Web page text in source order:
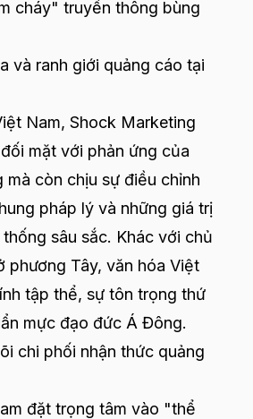
cháy" truyền thông bùng
và ranh giới quảng cáo tại
Nam, Shock Marketing
mặt với phản ứng của
mà còn chịu sự điều chỉnh
pháp lý và những giá trị
sâu sắc. Khác với chủ
phương Tây, văn hóa Việt
tập thể, sự tôn trọng thứ
mực đạo đức Á Đông.
chi phối nhận thức quảng
đặt trọng tâm vào "thể